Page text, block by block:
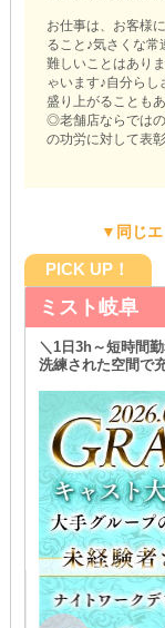
お仕事は、お客様
ること♪気さくな常
難しいことはあり
ゃいます♪自分ら
盛り上がることも
◎老舗店ならでは
の功労に対して表
▼同じエ
PICK UP！
ミスト岐阜
＼1日3h～短時間
洗練された空間で